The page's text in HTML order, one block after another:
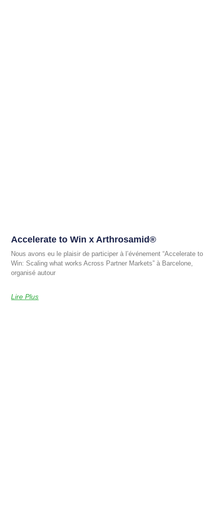
Accelerate to Win x Arthrosamid®
Nous avons eu le plaisir de participer à l’événement “Accelerate to
Win: Scaling what works Across Partner Markets” à Barcelone,
organisé autour
Lire Plus